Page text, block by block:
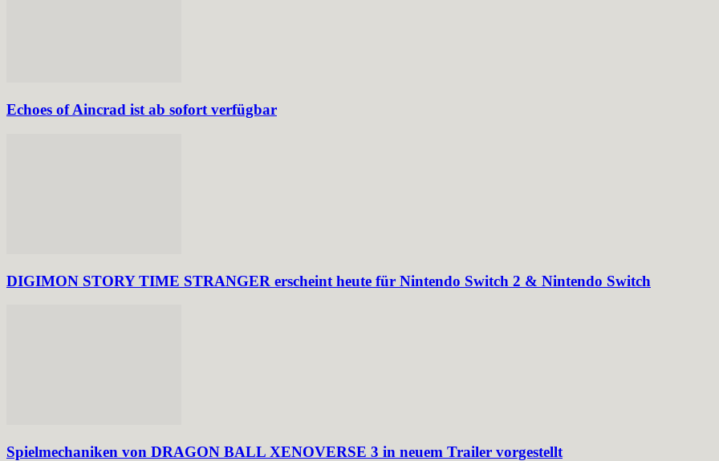
Echoes of Aincrad ist ab sofort verfügbar
DIGIMON STORY TIME STRANGER erscheint heute für Nintendo Switch 2 & Nintendo Switch
Spielmechaniken von DRAGON BALL XENOVERSE 3 in neuem Trailer vorgestellt